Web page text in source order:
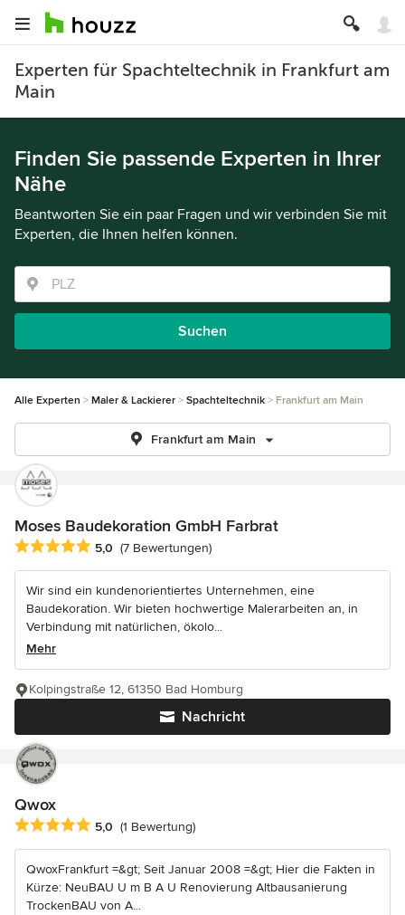
Experten für Spachteltechnik in Frankfurt am
Main
Finden Sie passende Experten in Ihrer
Nähe
Beantworten Sie ein paar Fragen und wir verbinden Sie mit
Experten, die Ihnen helfen können.
Suchen
Alle Experten Maler & Lackierer Spachteltechnik Frankfurt am Main
Frankfurt am Main
Moses Baudekoration GmbH Farbrat
Durchschnittliche Bewertung: 5 von 5 Sternen
5,0 (7 Bewertungen)
Wir sind ein kundenorientiertes Unternehmen, eine
Baudekoration. Wir bieten hochwertige Malerarbeiten an, in
Verbindung mit natürlichen, ökolo...
Mehr
Nachricht
Kolpingstraße 12, 61350 Bad Homburg
Qwox
Durchschnittliche Bewertung: 5 von 5 Sternen
5,0 (1 Bewertung)
QwoxFrankfurt =&gt; Seit Januar 2008 =&gt; Hier die Fakten in
Kürze: NeuBAU U m B A U Renovierung Altbausanierung
TrockenBAU von A...